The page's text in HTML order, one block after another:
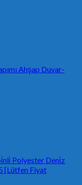
Ahşap Duvar-
Polyester Deni̇z
[Lütfen Fiyat